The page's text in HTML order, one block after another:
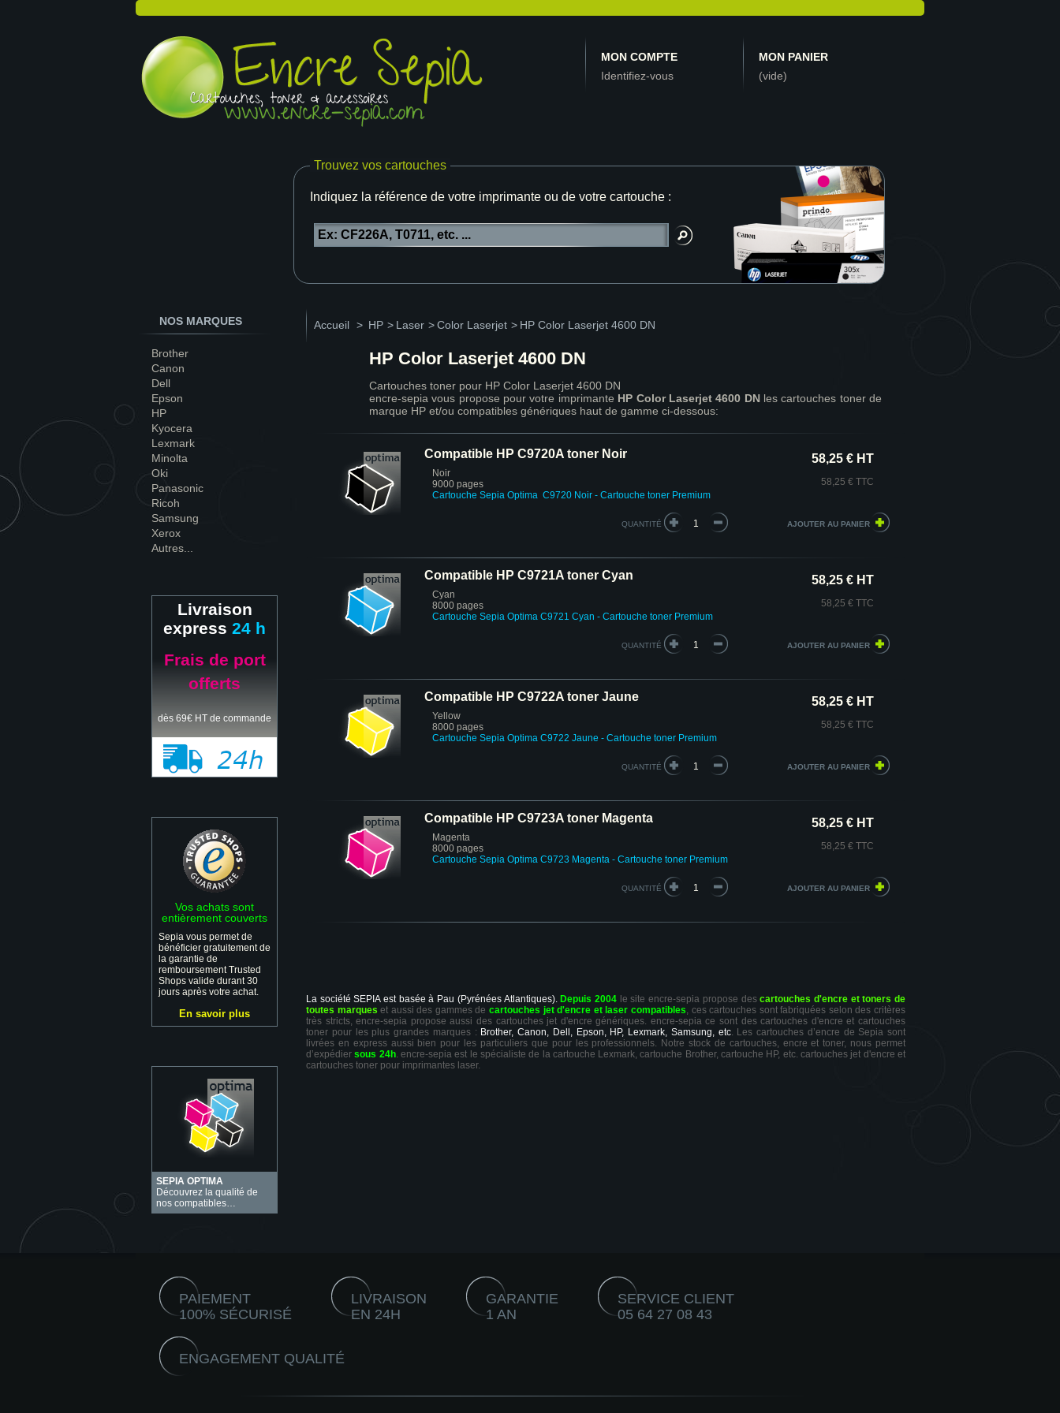
MON COMPTE
Identifiez-vous
MON PANIER
(vide)
Trouvez vos cartouches
Indiquez la référence de votre imprimante ou de votre cartouche :
NOS MARQUES
Brother
Canon
Dell
Epson
HP
Kyocera
Lexmark
Minolta
Oki
Panasonic
Ricoh
Samsung
Xerox
Autres...
Livraison
express 24 h
Frais de port
offerts
dès 69€ HT de commande
Vos achats sont
entièrement couverts
Sepia vous permet de
bénéficier gratuitement de
la garantie de
remboursement Trusted
Shops valide durant 30
jours après votre achat.
En savoir plus
SEPIA OPTIMA
Découvrez la qualité de
nos compatibles…
Accueil > HP > Laser >Color Laserjet > HP Color Laserjet 4600 DN
HP Color Laserjet 4600 DN
Cartouches toner pour HP Color Laserjet 4600 DN
encre-sepia vous propose pour votre imprimante HP Color Laserjet 4600 DNles cartouches toner de
marque HP et/ou compatibles génériques haut de gamme ci-dessous:
Compatible HP C9720A toner Noir
Noir
9000 pages
Cartouche Sepia Optima C9720 Noir - Cartouche toner Premium
58,25 € HT
58,25 € TTC
QUANTITÉ
Compatible HP C9721A toner Cyan
Cyan
8000 pages
Cartouche Sepia Optima C9721 Cyan - Cartouche toner Premium
58,25 € HT
58,25 € TTC
QUANTITÉ
Compatible HP C9722A toner Jaune
Yellow
8000 pages
Cartouche Sepia Optima C9722 Jaune - Cartouche toner Premium
58,25 € HT
58,25 € TTC
QUANTITÉ
Compatible HP C9723A toner Magenta
Magenta
8000 pages
Cartouche Sepia Optima C9723 Magenta - Cartouche toner Premium
58,25 € HT
58,25 € TTC
QUANTITÉ
La société SEPIA est basée à Pau (Pyrénées Atlantiques). Depuis 2004 le site encre-sepia propose descartouches d'encre et toners de
toutes marques et aussi des gammes decartouches jet d'encre et laser compatibles, ces cartouches sont fabriquées selon des critères
très stricts, encre-sepia propose aussi des cartouches jet d'encre génériques. encre-sepia ce sont des cartouches d'encre et cartouches
toner pour les plus grandes marques : Brother, Canon, Dell, Epson, HP, Lexmark, Samsung, etc. Les cartouches d’encre de Sepia sont
livrées en express aussi bien pour les particuliers que pour les professionnels. Notre stock de cartouches, encre et toner, nous permet
d’expédiersous 24h. encre-sepia est le spécialiste de la cartouche Lexmark, cartouche Brother, cartouche HP, etc. cartouches jet d'encre et
cartouches toner pour imprimantes laser.
PAIEMENT
100% SÉCURISÉ
LIVRAISON
EN 24H
GARANTIE
1 AN
SERVICE CLIENT
05 64 27 08 43
ENGAGEMENT QUALITÉ